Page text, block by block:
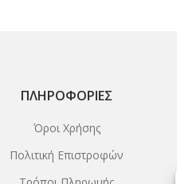
ΠΛΗΡΟΦΟΡΊΕΣ
Όροι Χρήσης
Πολιτική Επιστροφών